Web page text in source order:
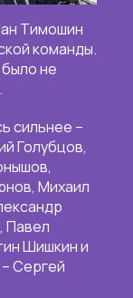
Тимошин
команды.
не
сильнее –
Голубцов,
Михаил
Павел
Шишкин и
Сергей